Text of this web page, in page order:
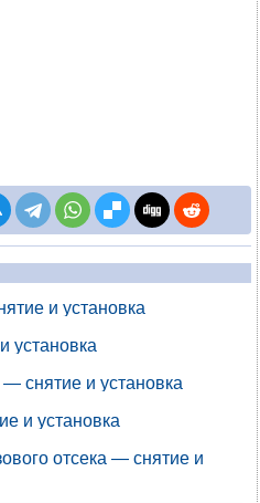
и установка
установка
снятие и установка
и установка
отсека — снятие и